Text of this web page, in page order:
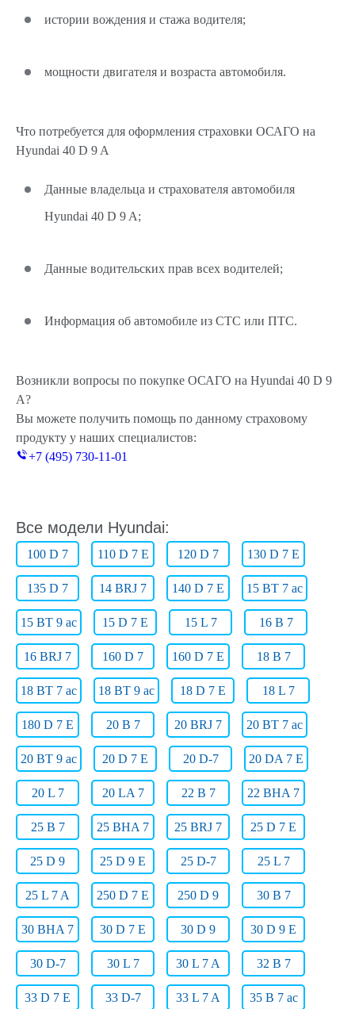
истории вождения и стажа водителя;
мощности двигателя и возраста автомобиля.
Что потребуется для оформления страховки ОСАГО на
Hyundai 40 D 9 A
Данные владельца и страхователя автомобиля
Hyundai 40 D 9 A;
Данные водительских прав всех водителей;
Информация об автомобиле из СТС или ПТС.
Возникли вопросы по покупке ОСАГО на Hyundai 40 D 9
A?
Вы можете получить помощь по данному страховому
продукту у наших специалистов:
+7 (495) 730-11-01
Все модели Hyundai:
100 D 7 110 D 7 E 120 D 7 130 D 7 E
135 D 7 14 BRJ 7 140 D 7 E 15 BT 7 ac
15 BT 9 ac 15 D 7 E 15 L 7 16 B 7
16 BRJ 7 160 D 7 160 D 7 E 18 B 7
18 BT 7 ac 18 BT 9 ac 18 D 7 E 18 L 7
180 D 7 E 20 B 7 20 BRJ 7 20 BT 7 ac
20 BT 9 ac 20 D 7 E 20 D-7 20 DA 7 E
20 L 7 20 LA 7 22 B 7 22 BHA 7
25 B 7 25 BHA 7 25 BRJ 7 25 D 7 E
25 D 9 25 D 9 E 25 D-7 25 L 7
25 L 7 A 250 D 7 E 250 D 9 30 B 7
30 BHA 7 30 D 7 E 30 D 9 30 D 9 E
30 D-7 30 L 7 30 L 7 A 32 B 7
33 D 7 E 33 D-7 33 L 7 A 35 B 7 ac